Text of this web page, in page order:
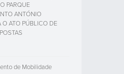
PARQUE
ANTÓNIO
O ATO PÚBLICO DE
de Mobilidade